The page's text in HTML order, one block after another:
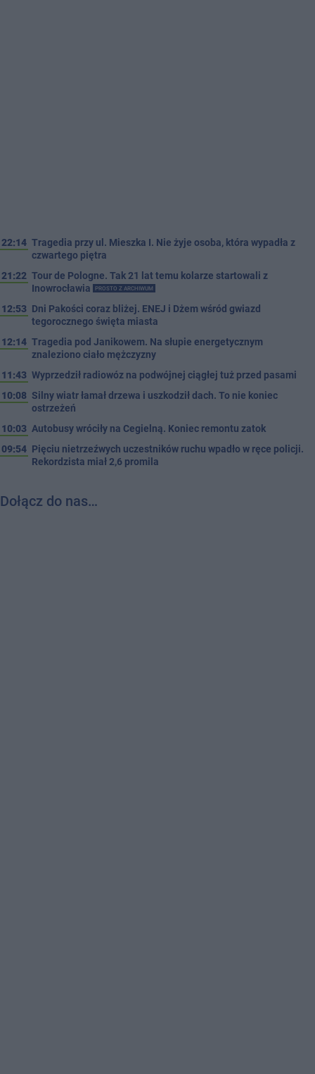
22:14 Tragedia przy ul. Mieszka I. Nie żyje osoba, która wypadła z
czwartego piętra
21:22 Tour de Pologne. Tak 21 lat temu kolarze startowali z
Inowrocławia
PROSTO Z ARCHIWUM
12:53 Dni Pakości coraz bliżej. ENEJ i Dżem wśród gwiazd
tegorocznego święta miasta
12:14 Tragedia pod Janikowem. Na słupie energetycznym
znaleziono ciało mężczyzny
11:43 Wyprzedził radiowóz na podwójnej ciągłej tuż przed pasami
10:08 Silny wiatr łamał drzewa i uszkodził dach. To nie koniec
ostrzeżeń
10:03 Autobusy wróciły na Cegielną. Koniec remontu zatok
09:54 Pięciu nietrzeźwych uczestników ruchu wpadło w ręce policji.
Rekordzista miał 2,6 promila
Dołącz do nas…